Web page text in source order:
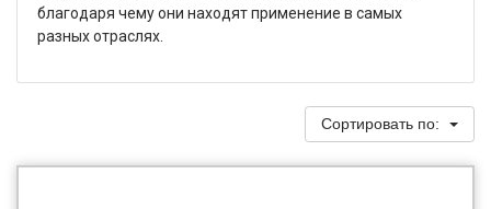
благодаря чему они находят применение в самых
разных отраслях.
Сортировать по: